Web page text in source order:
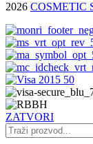
2026 COSMETIC
ZATVORI